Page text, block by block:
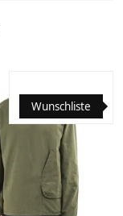
Wunschliste